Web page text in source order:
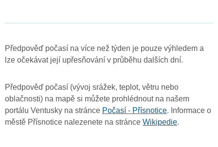
Předpověď počasí na více než týden je pouze výhledem a
lze očekávat její upřesňování v průběhu dalších dní.
Předpověď počasí (vývoj srážek, teplot, větru nebo
oblačnosti) na mapě si můžete prohlédnout na našem
portálu Ventusky na stránce Počasí - Přísnotice. Informace o
městě Přísnotice nalezenete na stránce Wikipedie.